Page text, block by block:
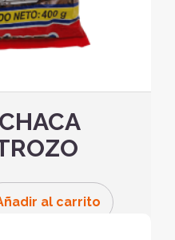
al carrito